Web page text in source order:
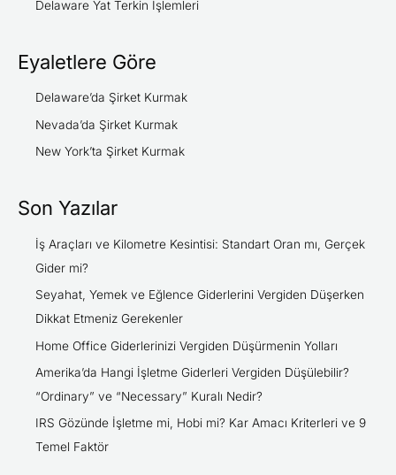
Delaware Yat Terkin İşlemleri
Eyaletlere Göre
Delaware’da Şirket Kurmak
Nevada’da Şirket Kurmak
New York’ta Şirket Kurmak
Son Yazılar
İş Araçları ve Kilometre Kesintisi: Standart Oran mı, Gerçek
Gider mi?
Seyahat, Yemek ve Eğlence Giderlerini Vergiden Düşerken
Dikkat Etmeniz Gerekenler
Home Office Giderlerinizi Vergiden Düşürmenin Yolları
Amerika’da Hangi İşletme Giderleri Vergiden Düşülebilir?
“Ordinary” ve “Necessary” Kuralı Nedir?
IRS Gözünde İşletme mi, Hobi mi? Kar Amacı Kriterleri ve 9
Temel Faktör